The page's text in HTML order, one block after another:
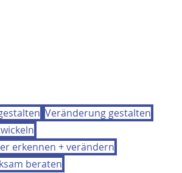
Veränderung gestalten
erkennen + verändern
beraten